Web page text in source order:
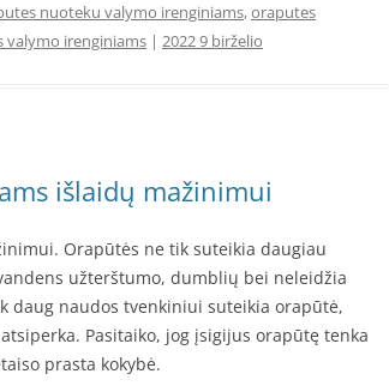
nuoteku valymo irenginiams,oraputes
valymo irenginiams | 2022 9 birželio
išlaidų mažinimui
Orapūtės ne tik suteikia daugiau
užterštumo, dumblių bei neleidžia
daug naudos tvenkiniui suteikia orapūtė,
Pasitaiko, jog įsigijus orapūtę tenka
prasta kokybė.